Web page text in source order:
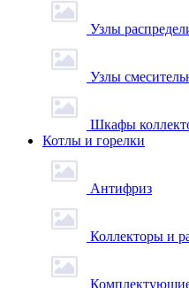
Узлы
Узлы
Шкафы
Котлы и горелки
Антифриз
Коллекторы и